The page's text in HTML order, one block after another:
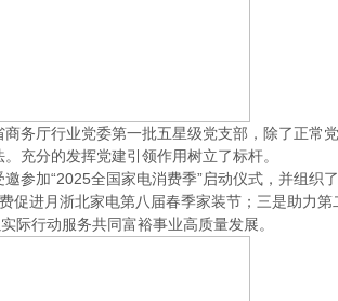
务厅行业党委第一批五星级党支部，除了正常
充分的发挥党建引领作用树立了标杆。
加“2025全国家电消费季”启动仪式，并组织
促进月浙北家电第八届春季家装节；三是助力第
际行动服务共同富裕事业高质量发展。